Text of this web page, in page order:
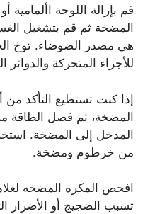
قم بإزالة اللوحة األمامية
المضخة ثم قم بتشغيل
هي مصدر الضوضاء. توخ
للأجزاء المتحركة والدوائر
إذا كنت تستطيع التأكد
المضخة، ثم فصل الطاقة
المدخل إلى المضخة.
من خرطوم ومضخة.
افحص المكره المضخه
تسبب الضجيج أو الأضرار